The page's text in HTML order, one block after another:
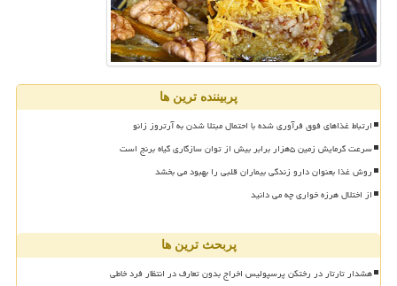
پربیننده ترین ها
ارتباط غذاهای فوق فرآوری شده با احتمال مبتلا شدن به آرتروز زانو
سرعت گرمایش زمین ۵هزار برابر بیش از توان سازگاری گیاه برنج است
روش غذا بعنوان دارو زندگی بیماران قلبی را بهبود می بخشد
از اختلال هرزه خواری چه می دانید
پربحث ترین ها
هشدار تارتار در رختکن پرسپولیس اخراج بدون تعارف در انتظار فرد خاطی